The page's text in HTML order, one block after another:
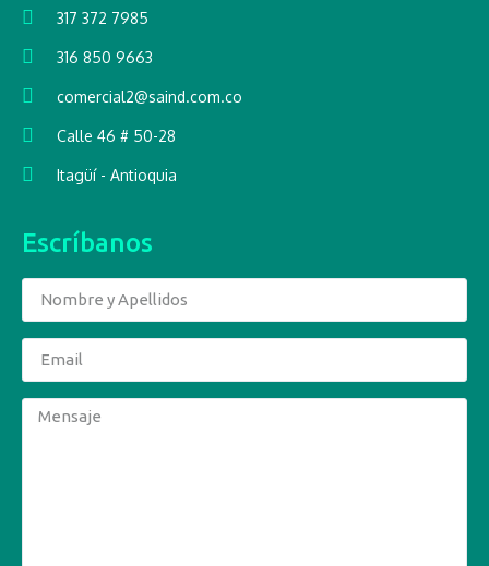
317 372 7985
316 850 9663
comercial2@saind.com.co
Calle 46 # 50-28
Itagüí - Antioquia
Escríbanos